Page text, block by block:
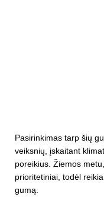
Pasirinkimas tarp šių
veiksnių, įskaitant
poreikius. Žiemos
prioritetiniai, todėl
gumą.